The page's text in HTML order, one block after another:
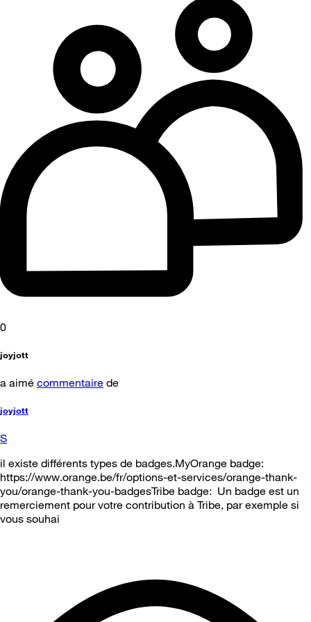
0
joyjott
a aimé commentaire de
joyjott
S
il existe différents types de badges.MyOrange badge:
https://www.orange.be/fr/options-et-services/orange-thank-
you/orange-thank-you-badgesTribe badge: Un badge est un
remerciement pour votre contribution à Tribe, par exemple si
vous souhai